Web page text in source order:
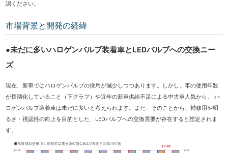
認ください。
市場背景と開発の経緯
●未だに多いハロゲンバルブ装着車とLEDバルブへの交換ニー
ズ
現在、新車ではハロゲンバルブの採用が減少しつつあります。しかし、車の使用年数
が長期化していること（下グラフ）や近年の新車供給不足による中古車人気から、 ハ
ロゲンバルブ装着車は未だに多いと考えられます。また、そのことから、補修用や明
るさ・視認性の向上を目的とした、LEDバルブへの交換需要が存在すると想定されま
す。